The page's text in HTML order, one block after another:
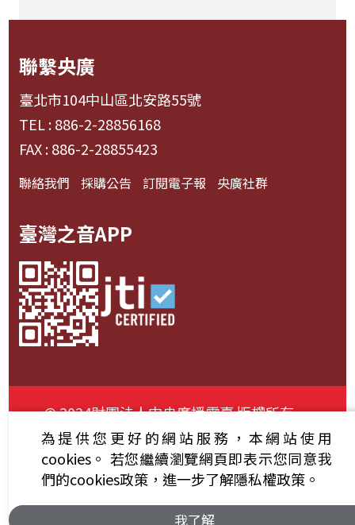
聯繫央廣
臺北市104中山區北安路55號
TEL : 886-2-28856168
FAX : 886-2-28855423
聯絡我們 採購公告 訂閱電子報 央廣社群
臺灣之音APP
© 2024財團法人中央廣播電臺 版權所有
資通安全政策聲明
服務條款 隱私權條款
為提供您更好的網站服務，本網站使用
cookies。 若您繼續瀏覽網頁即表示您同意我
們的cookies政策，進一步了解隱私權政策。
我了解